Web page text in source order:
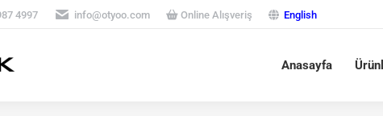
4997 info@otyoo.com Online Alışveriş English
Anasayfa